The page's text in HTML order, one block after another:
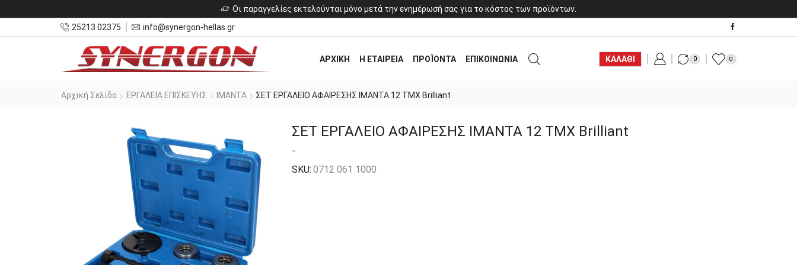
Οι παραγγελίες εκτελούνται μόνο μετά την ενημέρωσή σας για το κόστος των προϊόντων.
25213 02375
info@synergon-hellas.gr
ΑΡΧΙΚΗ Η ΕΤΑΙΡΕΙΑ ΠΡΟΪΟΝΤΑ ΕΠΙΚΟΙΝΩΝΙΑ ΚΑΛΑΘΙ 0 0
Αρχική Σελίδα ΕΡΓΑΛΕΙΑ ΕΠΙΣΚΕΥΗΣ ΙΜΑΝΤΑ ΣΕΤ ΕΡΓΑΛΕΙΟ ΑΦΑΙΡΕΣΗΣ ΙΜΑΝΤΑ 12 ΤΜΧ Brilliant
ΣΕΤ ΕΡΓΑΛΕΙΟ ΑΦΑΙΡΕΣΗΣ ΙΜΑΝΤΑ 12 ΤΜΧ Brilliant
-
SKU: 0712 061 1000